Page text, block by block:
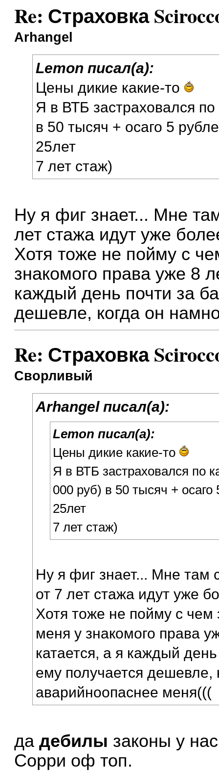
Re: Страховка
Arhangel
Lemon писал(а):
Цены дикие какие-то
Я в ВТБ застраховался
в 50 тысяч + осаго 5
25лет
7 лет стаж)
Ну я фиг знает... Мне
лет стажа идут уже
Хотя тоже не пойму с
знакомого права уже 8
каждый день почти за
дешевле, когда он
Re: Страховка
Сворливый
Arhangel писал(а):
Lemon писал(а):
Цены дикие какие-то
Я в ВТБ застраховался по
000 руб) в 50 тысяч + осаго
25лет
7 лет стаж)
Ну я фиг знает... Мне там
от 7 лет стажа идут уже
Хотя тоже не пойму с чем
меня у знакомого права
катается, а я каждый
ему получается дешевле,
аварийноопаснее меня(((
дадебилы законы у
Сорри оф топ.